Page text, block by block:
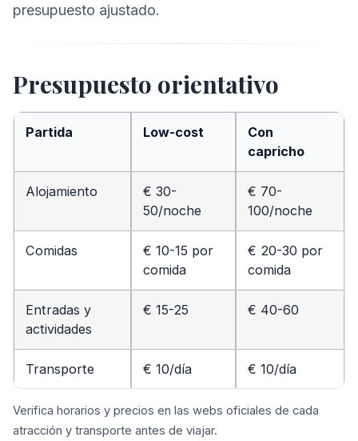
presupuesto ajustado.
Presupuesto orientativo
Partida Low-cost
Con
capricho
Alojamiento
€ 30-
50/noche
€ 70-
100/noche
Comidas
€ 10-15 por
comida
€ 20-30 por
comida
Entradas y
actividades
€ 15-25 € 40-60
Transporte € 10/día € 10/día
Verifica horarios y precios en las webs oficiales de cada
atracción y transporte antes de viajar.